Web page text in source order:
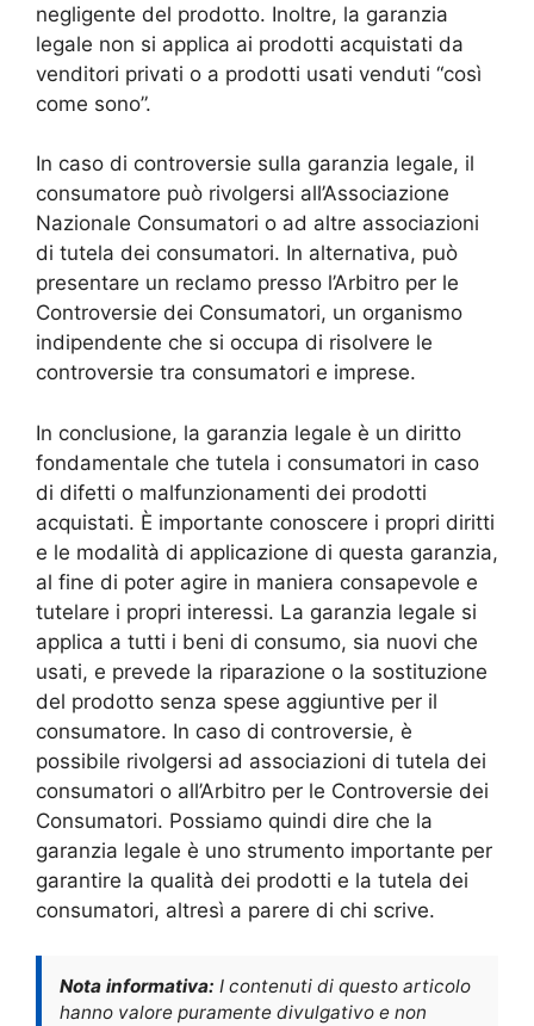
negligente del prodotto. Inoltre, la garanzia
legale non si applica ai prodotti acquistati da
venditori privati o a prodotti usati venduti “così
come sono”.
In caso di controversie sulla garanzia legale, il
consumatore può rivolgersi all’Associazione
Nazionale Consumatori o ad altre associazioni
di tutela dei consumatori. In alternativa, può
presentare un reclamo presso l’Arbitro per le
Controversie dei Consumatori, un organismo
indipendente che si occupa di risolvere le
controversie tra consumatori e imprese.
In conclusione, la garanzia legale è un diritto
fondamentale che tutela i consumatori in caso
di difetti o malfunzionamenti dei prodotti
acquistati. È importante conoscere i propri diritti
e le modalità di applicazione di questa garanzia,
al fine di poter agire in maniera consapevole e
tutelare i propri interessi. La garanzia legale si
applica a tutti i beni di consumo, sia nuovi che
usati, e prevede la riparazione o la sostituzione
del prodotto senza spese aggiuntive per il
consumatore. In caso di controversie, è
possibile rivolgersi ad associazioni di tutela dei
consumatori o all’Arbitro per le Controversie dei
Consumatori. Possiamo quindi dire che la
garanzia legale è uno strumento importante per
garantire la qualità dei prodotti e la tutela dei
consumatori, altresì a parere di chi scrive.
Nota informativa: I contenuti di questo articolo
hanno valore puramente divulgativo e non